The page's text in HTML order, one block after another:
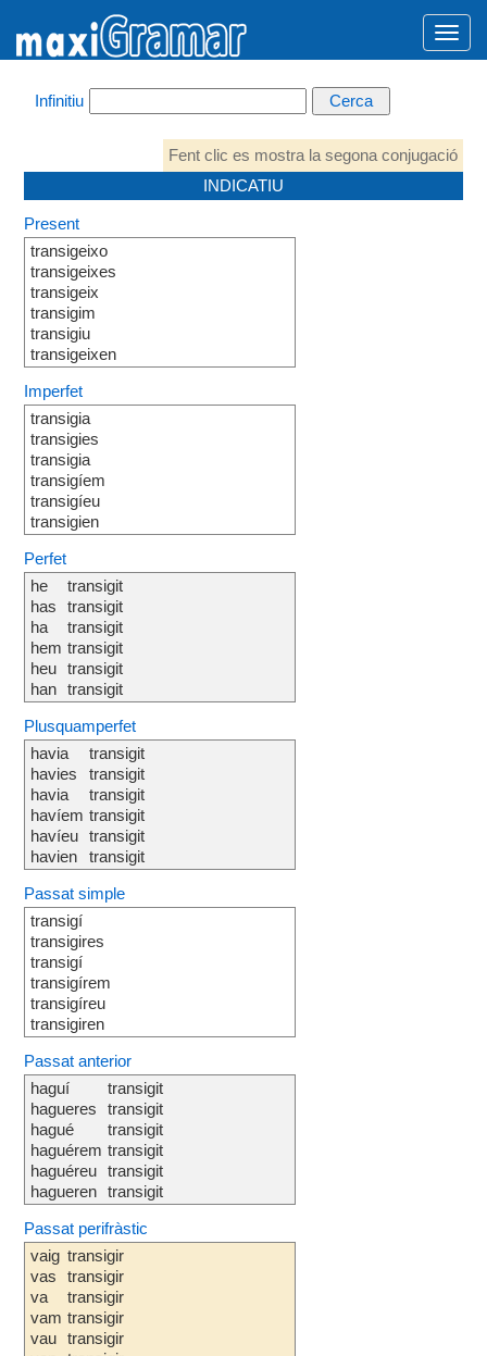
Infinitiu
Fent clic es mostra la segona conjugació
INDICATIU
Present
transigeixo
transigeixes
transigeix
transigim
transigiu
transigeixen
Imperfet
transigia
transigies
transigia
transigíem
transigíeu
transigien
Perfet
he
has
ha
hem
heu
han
transigit
transigit
transigit
transigit
transigit
transigit
Plusquamperfet
havia
havies
havia
havíem
havíeu
havien
transigit
transigit
transigit
transigit
transigit
transigit
Passat simple
transigí
transigires
transigí
transigírem
transigíreu
transigiren
Passat anterior
haguí
hagueres
hagué
haguérem
haguéreu
hagueren
transigit
transigit
transigit
transigit
transigit
transigit
Passat perifràstic
vaig
vas
va
vam
vau
transigir
transigir
transigir
transigir
transigir